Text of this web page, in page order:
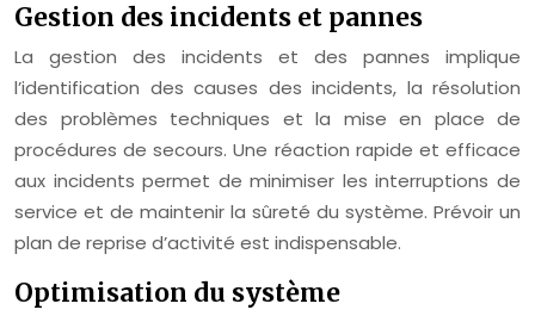
Gestion des incidents et pannes
La gestion des incidents et des pannes implique
l’identification des causes des incidents, la résolution
des problèmes techniques et la mise en place de
procédures de secours. Une réaction rapide et efficace
aux incidents permet de minimiser les interruptions de
service et de maintenir la sûreté du système. Prévoir un
plan de reprise d’activité est indispensable.
Optimisation du système